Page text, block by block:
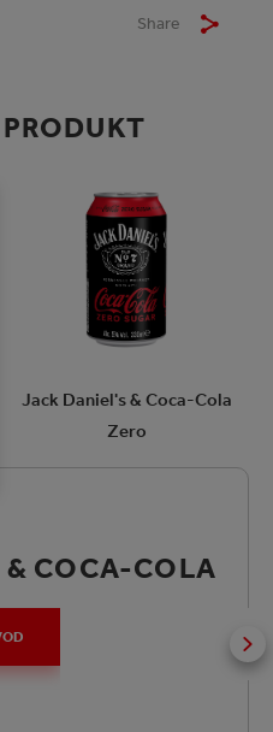
Share
Jack Daniel's & Coca-Cola
Zero
COCA-COLA